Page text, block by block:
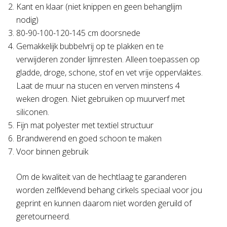
Kant en klaar (niet knippen en geen behanglijm
nodig)
80-90-100-120-145 cm doorsnede
Gemakkelijk bubbelvrij op te plakken en te
verwijderen zonder lijmresten. Alleen toepassen op
gladde, droge, schone, stof en vet vrije oppervlaktes.
Laat de muur na stucen en verven minstens 4
weken drogen. Niet gebruiken op muurverf met
siliconen.
Fijn mat polyester met textiel structuur
Brandwerend en goed schoon te maken
Voor binnen gebruik
Om de kwaliteit van de hechtlaag te garanderen
worden zelfklevend behang cirkels speciaal voor jou
geprint en kunnen daarom niet worden geruild of
geretourneerd.